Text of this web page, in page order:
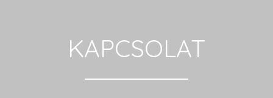
KAPCSOLAT